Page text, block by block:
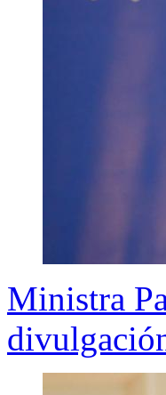
Ministra